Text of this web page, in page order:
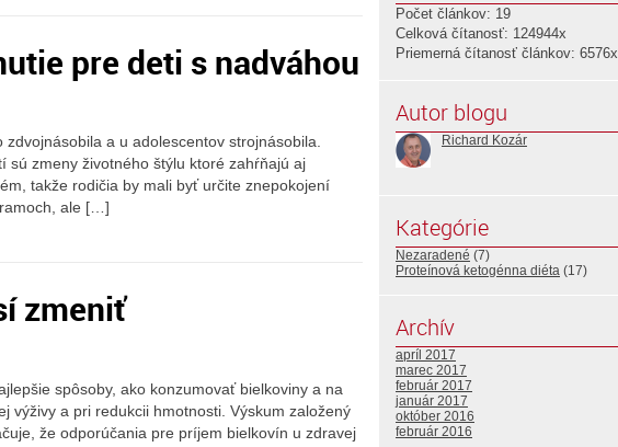
pre deti s nadváhou
a u adolescentov strojnásobila.
sú zmeny životného štýlu ktoré zahŕňajú aj
takže rodičia by mali byť určite znepokojení
ale […]
zmeniť
spôsoby, ako konzumovať bielkoviny a na
výživy a pri redukcii hmotnosti. Výskum založený
že odporúčania pre príjem bielkovín u zdravej
Počet článkov: 19
Celková čítanosť: 124944x
Priemerná čítanosť článkov: 6576x
Autor blogu
Richard Kozár
Kategórie
Nezaradené (7)
Proteínová ketogénna diéta (17)
Archív
apríl 2017
marec 2017
február 2017
január 2017
október 2016
február 2016